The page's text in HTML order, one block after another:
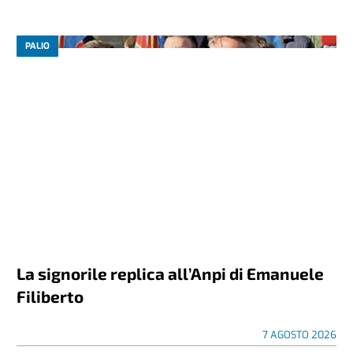
PALIO
La signorile replica all’Anpi di Emanuele
Filiberto
7 AGOSTO 2026